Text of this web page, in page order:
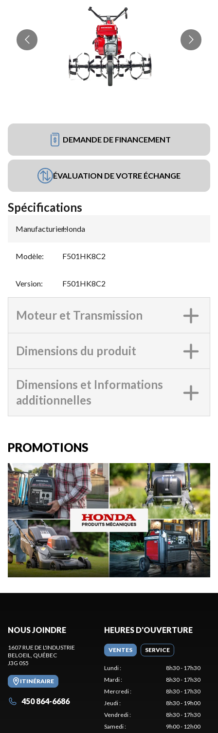
DEMANDE DE FINANCEMENT
ÉVALUATION DE VOTRE ÉCHANGE
Spécifications
Manufacturier:
Honda
Modèle: F501HK8C2
Version: F501HK8C2
Moteur et Transmission
Dimensions du produit
Dimensions et Informations
additionnelles
PROMOTIONS
NOUS JOINDRE
1607 RUE DE L'INDUSTRIE
BELOEIL, QUÉBEC
J3G 0S5
ITINÉRAIRE
450 864-6686
HEURES D'OUVERTURE
VENTES SERVICE
Lundi:
8h30 - 17h30
Mardi:
8h30 - 17h30
Mercredi:
8h30 - 17h30
Jeudi:
8h30 - 19h00
Vendredi:
8h30 - 17h30
Samedi: 9h00 - 12h00